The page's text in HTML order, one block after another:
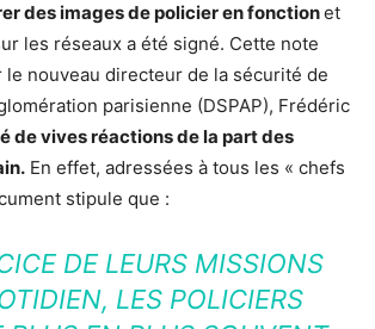
des images de policier en fonctionet
les réseaux a été signé. Cette note
le nouveau directeur de la sécurité de
parisienne (DSPAP), Frédéric
de vives réactions de la part des
En effet, adressées à tous les « chefs
stipule que :
DE LEURS MISSIONS
LES POLICIERS